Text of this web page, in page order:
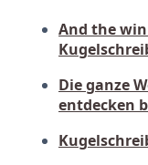
And the
Die ganze
entdecken